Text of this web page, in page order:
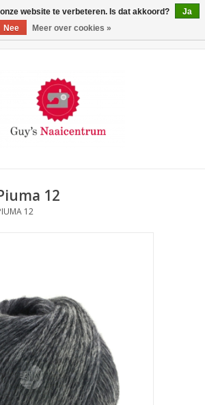
12
12
website te verbeteren. Is dat akkoord?
Ja
Nee
Meer over cookies »